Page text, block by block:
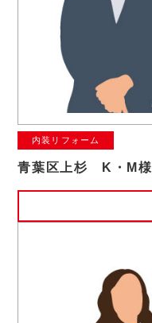
内装リフォーム
青葉区上杉 K・M様